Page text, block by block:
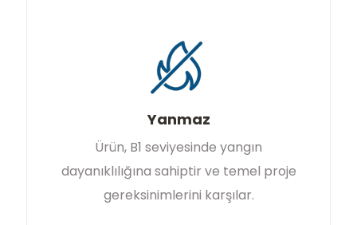
Yanmaz
Ürün, B1 seviyesinde yangın
dayanıklılığına sahiptir ve temel proje
gereksinimlerini karşılar.